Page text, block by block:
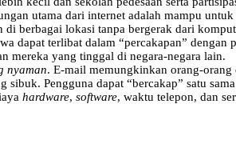
utama dari internet adalah mampu
di berbagai lokasi tanpa bergerak dari
dapat terlibat dalam “percakapan”
mereka yang tinggal di negara-negara lain.
nyaman. E-mail memungkinkan orang-
sibuk. Pengguna dapat “bercakap” satu
hardware, software, waktu telepon, dan